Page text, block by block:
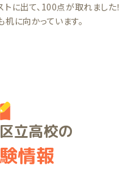
に出て、100点が取れました！
机に向かっています。
立高校の
情報